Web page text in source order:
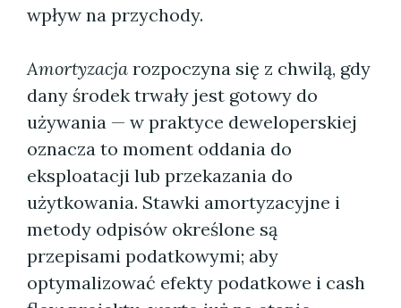
wpływ na przychody.
Amortyzacja rozpoczyna się z chwilą, gdy
dany środek trwały jest gotowy do
używania — w praktyce deweloperskiej
oznacza to moment oddania do
eksploatacji lub przekazania do
użytkowania. Stawki amortyzacyjne i
metody odpisów określone są
przepisami podatkowymi; aby
optymalizować efekty podatkowe i cash